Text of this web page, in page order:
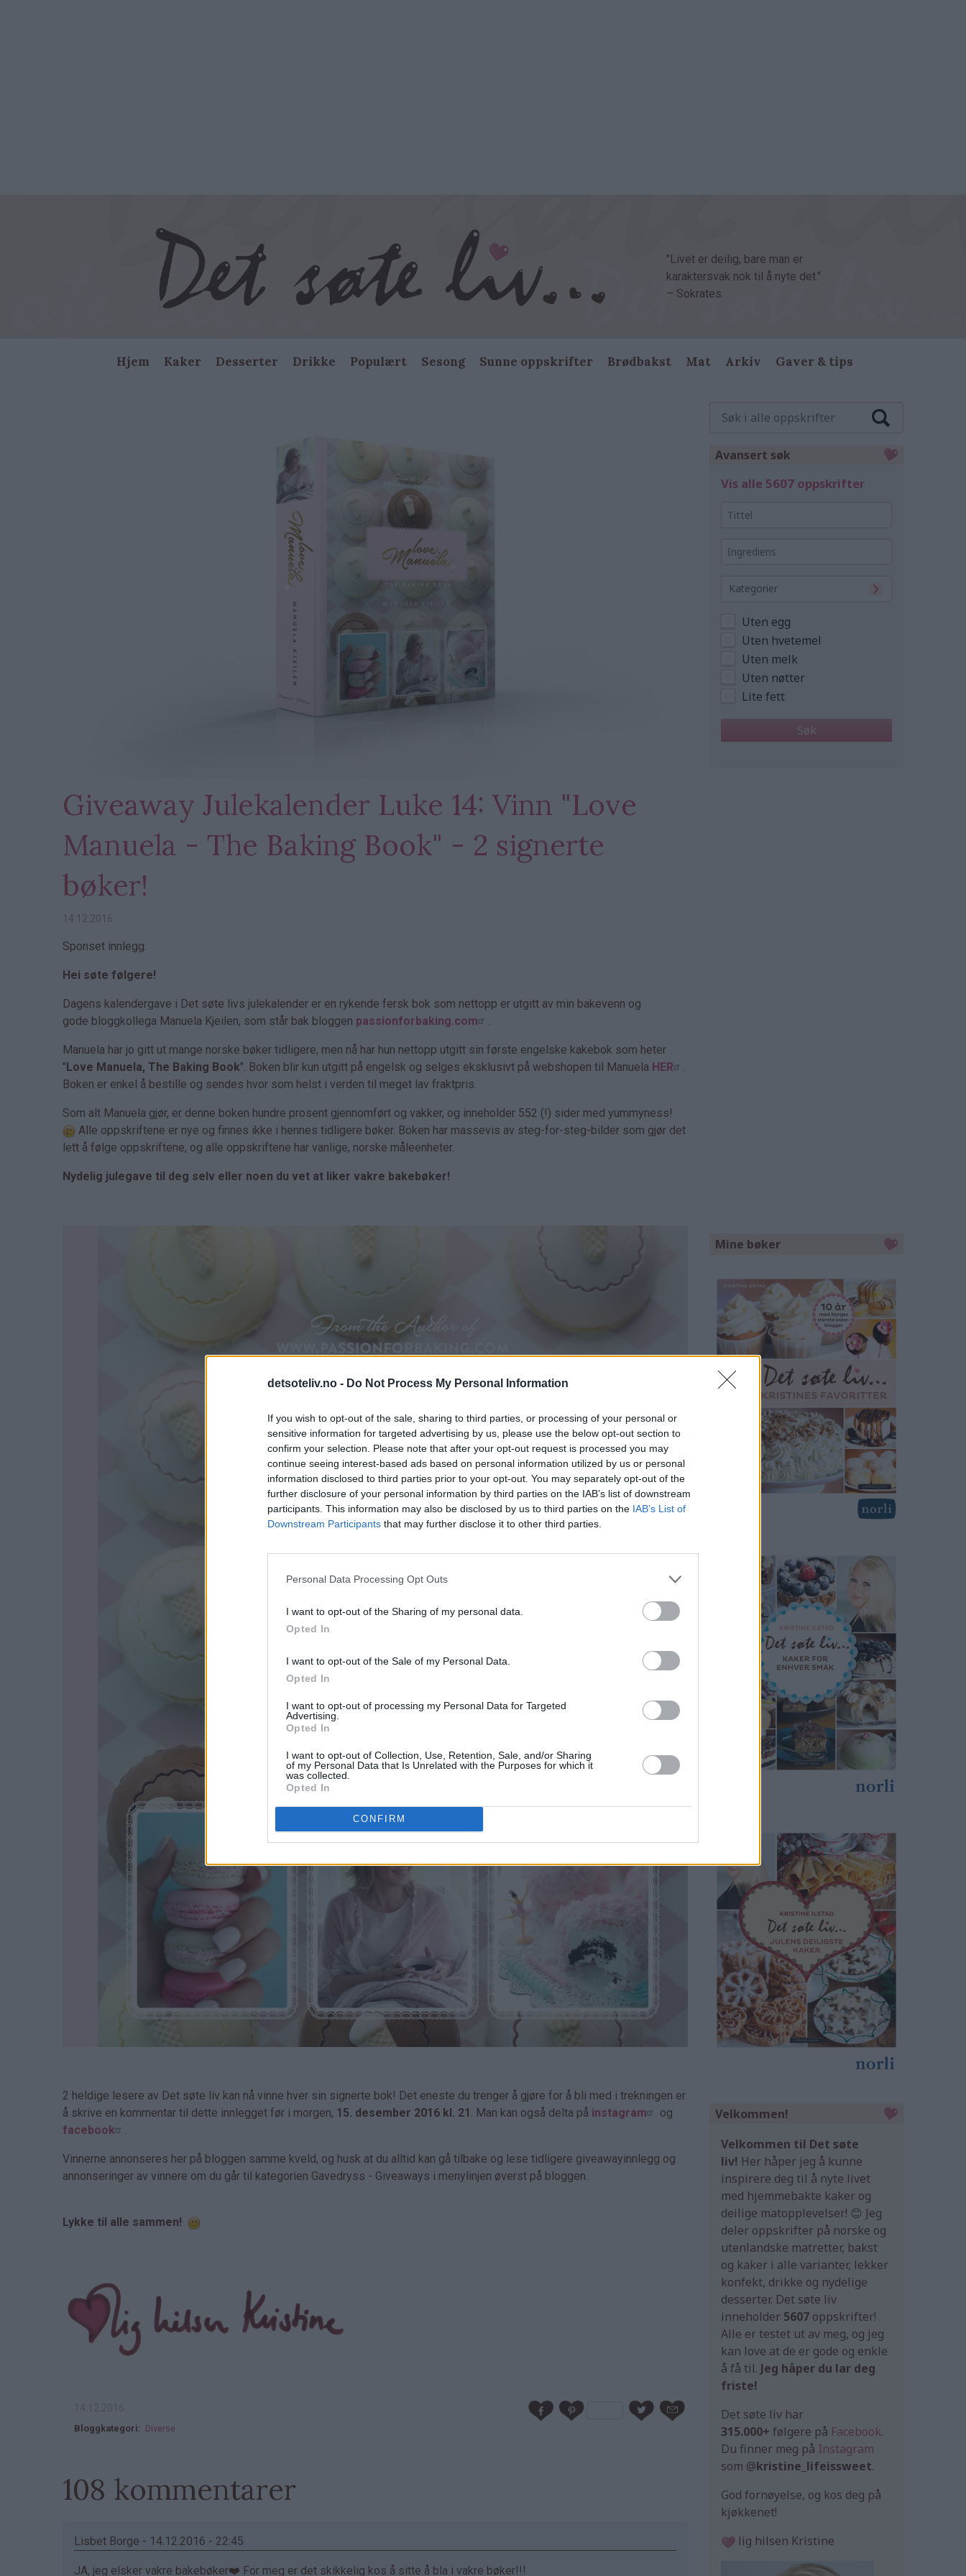
detsoteliv.no - Do Not Process My Personal Information
If you wish to opt-out of the sale, sharing to third parties, or processing of your personal or
sensitive information for targeted advertising by us, please use the below opt-out section to
confirm your selection. Please note that after your opt-out request is processed you may
continue seeing interest-based ads based on personal information utilized by us or personal
information disclosed to third parties prior to your opt-out. You may separately opt-out of the
further disclosure of your personal information by third parties on the IAB’s list of downstream
participants. This information may also be disclosed by us to third parties on the IAB’s List of
Downstream Participants that may further disclose it to other third parties.
Personal Data Processing Opt Outs
I want to opt-out of the Sharing of my personal data.
Opted In
I want to opt-out of the Sale of my Personal Data.
Opted In
I want to opt-out of processing my Personal Data for Targeted
Advertising.
Opted In
I want to opt-out of Collection, Use, Retention, Sale, and/or Sharing
of my Personal Data that Is Unrelated with the Purposes for which it
was collected.
Opted In
CONFIRM
"Livet er deilig, bare man er
karaktersvak nok til å nyte det."
– Sokrates
Main
Hjem Kaker Desserter Drikke Populært Sesong Sunne oppskrifter Brødbakst Mat Arkiv Gaver & tips
Giveaway Julekalender Luke 14: Vinn "Love
Manuela - The Baking Book" - 2 signerte
bøker!
14.12.2016
Sponset innlegg.
Hei søte følgere!
Dagens kalendergave i Det søte livs julekalender er en rykende fersk bok som nettopp er utgitt av min bakevenn og
gode bloggkollega Manuela Kjeilen, som står bak bloggen passionforbaking.com .
Manuela har jo gitt ut mange norske bøker tidligere, men nå har hun nettopp utgitt sin første engelske kakebok som heter
"Love Manuela, The Baking Book". Boken blir kun utgitt på engelsk og selges eksklusivt på webshopen til Manuela HER
.
Boken er enkel å bestille og sendes hvor som helst i verden til meget lav fraktpris.
Som alt Manuela gjør, er denne boken hundre prosent gjennomført og vakker, og inneholder 552 (!) sider med yummyness!
Alle oppskriftene er nye og finnes ikke i hennes tidligere bøker. Boken har massevis av steg-for-steg-bilder som gjør det
lett å følge oppskriftene, og alle oppskriftene har vanlige, norske måleenheter.
Nydelig julegave til deg selv eller noen du vet at liker vakre bakebøker!
2 heldige lesere av Det søte liv kan nå vinne hver sin signerte bok! Det eneste du trenger å gjøre for å bli med i trekningen er
å skrive en kommentar til dette innlegget før i morgen, 15. desember 2016 kl. 21 . Man kan også delta på instagram
og
facebook
.
Vinnerne annonseres her på bloggen samme kveld, og husk at du alltid kan gå tilbake og lese tidligere giveawayinnlegg og
annonseringer av vinnere om du går til kategorien Gavedryss - Giveaways i menylinjen øverst på bloggen.
Lykke til alle sammen!
Bloggkategori Diverse
108 kommentarer
Lisbet Borge - 14.12.2016 - 22:45
JA, jeg elsker vakre bakebøker❤️ For meg er det skikkelig kos å sitte å bla i vakre bøker!!!
Avansert søk
Vis alle 5607 oppskrifter
Kategorier
Uten egg
Uten hvetemel
Uten melk
Uten nøtter
Lite fett
Mine bøker
Velkommen!
Velkommen til Det søte
liv! Her håper jeg å kunne
inspirere deg til å nyte livet
med hjemmebakte kaker og
deilige matopplevelser! 😊 Jeg
deler oppskrifter på norske og
utenlandske matretter, bakst
og kaker i alle varianter, lekker
konfekt, drikke og nydelige
desserter. Det søte liv
inneholder 5607 oppskrifter!
Alle er testet ut av meg, og jeg
kan love at de er gode og enkle
å få til. Jeg håper du lar deg
friste!
Det søte liv har
315.000+ følgere på Facebook.
Du finner meg på Instagram
som @kristine_lifeissweet.
God fornøyelse, og kos deg på
kjøkkenet!
lig hilsen Kristine